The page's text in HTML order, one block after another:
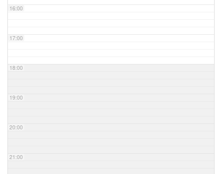
16:00
17:00
18:00
19:00
20:00
21:00